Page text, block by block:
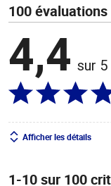
100 évaluations
4,4 sur
Afficher les détails
1-10 sur 100